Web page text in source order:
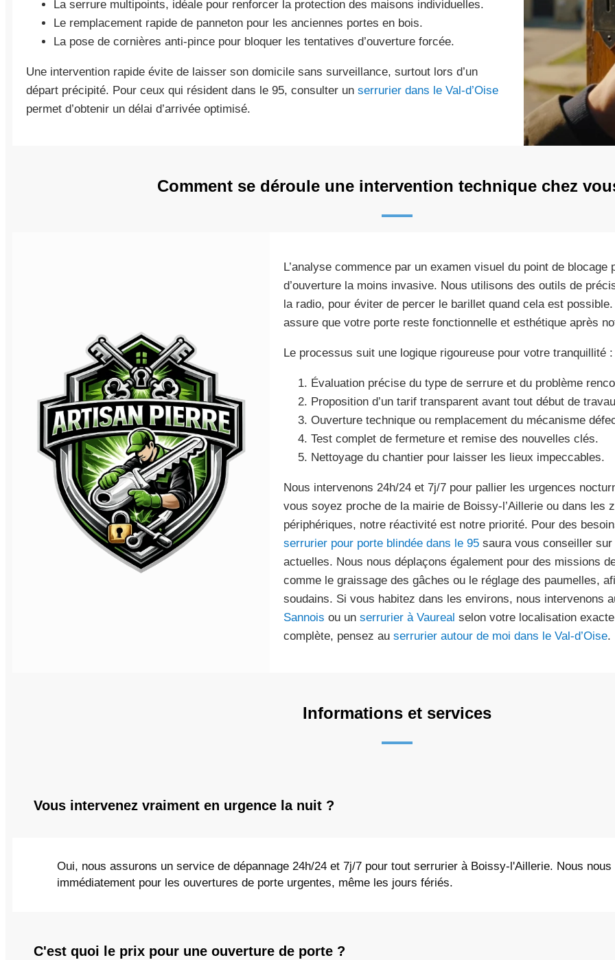
La serrure multipoints, idéale pour renforcer la protection des maisons individuelles.
Le remplacement rapide de panneton pour les anciennes portes en bois.
La pose de cornières anti-pince pour bloquer les tentatives d’ouverture forcée.
Une intervention rapide évite de laisser son domicile sans surveillance, surtout lors d’un
départ précipité. Pour ceux qui résident dans le 95, consulter un serrurier dans le Val-d’Oise
permet d’obtenir un délai d’arrivée optimisé.
Comment se déroule une intervention technique chez
L’analyse commence par un examen visuel du point de blocage
d’ouverture la moins invasive. Nous utilisons des outils de
la radio, pour éviter de percer le barillet quand cela est
assure que votre porte reste fonctionnelle et esthétique après
Le processus suit une logique rigoureuse pour votre tranquillité :
Évaluation précise du type de serrure et du problème
Proposition d’un tarif transparent avant tout début de
Ouverture technique ou remplacement du mécanisme
Test complet de fermeture et remise des nouvelles clés.
Nettoyage du chantier pour laisser les lieux impeccables.
Nous intervenons 24h/24 et 7j/7 pour pallier les urgences
vous soyez proche de la mairie de Boissy-l’Aillerie ou dans les
périphériques, notre réactivité est notre priorité. Pour des
serrurier pour porte blindée dans le 95saura vous conseiller
actuelles. Nous nous déplaçons également pour des missions
comme le graissage des gâches ou le réglage des paumelles,
soudains. Si vous habitez dans les environs, nous intervenons
Sannois ou un serrurier à Vaureal selon votre localisation
complète, pensez au serrurier autour de moi dans le Val-d’Oise.
Informations et services
Vous intervenez vraiment en urgence la nuit ?
Oui, nous assurons un service de dépannage 24h/24 et 7j/7 pour tout serrurier à Boissy-l'Aillerie. Nous nous
immédiatement pour les ouvertures de porte urgentes, même les jours fériés.
C'est quoi le prix pour une ouverture de porte ?